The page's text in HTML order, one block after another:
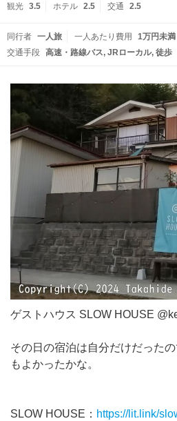
観光 3.5 ホテル 2.5 交通 2.5
同行者 一人旅 一人あたり費用
1万円未満
交通手段 高速・路線バス JRローカル 徒歩
ゲストハウス SLOW HOUSE
その日の宿泊は自分だけだった
もよかったかな。
SLOW HOUSE： https://lit.link/